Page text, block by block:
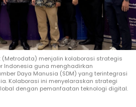
(Metrodata) menjalin kolaborasi strategis
Indonesia guna menghadirkan
Daya Manusia (SDM) yang terintegrasi
Kolaborasi ini menyelaraskan strategi
dengan pemanfaatan teknologi digital.